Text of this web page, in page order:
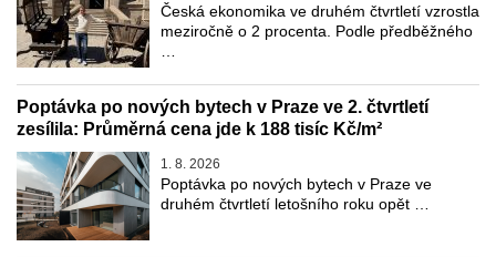
Česká ekonomika ve druhém čtvrtletí vzrostla
meziročně o 2 procenta. Podle předběžného
Poptávka po nových bytech v Praze ve 2. čtvrtletí
zesílila: Průměrná cena jde k 188 tisíc Kč/m²
1. 8. 2026
Poptávka po nových bytech v Praze ve
druhém čtvrtletí letošního roku opět …